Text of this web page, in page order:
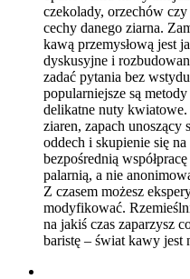
czekolady, orzechów
cechy danego ziarna.
kawą przemysłową jest
dyskusyjne i
zadać pytania bez
popularniejsze są
delikatne nuty kwiatowe.
ziaren, zapach
oddech i skupienie się
bezpośrednią
palarnią, a nie
Z czasem możesz
modyfikować.
na jakiś czas zaparzysz
baristę – świat kawy jest